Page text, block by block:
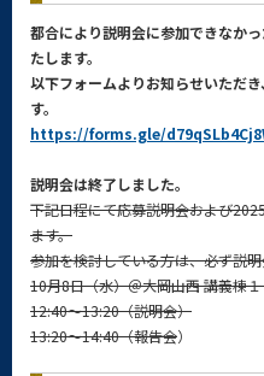
都合により説明会に参加できなかっ
たします。
以下フォームよりお知らせいただ
す。
https://forms.gle/
説明会は終了しました。
下記日程にて応募説明会および
ます。
参加を検討している方は、必ず説
10月8日（水）＠大岡山西 講義棟
12:40～13:20（説明会）
13:20～14:40（報告会）